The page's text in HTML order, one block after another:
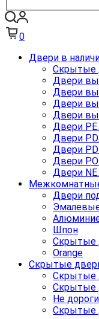
0
Двери в
Скрытые
Двери
Двери
Двери
Двери
Двери
Двери
Двери
Двери
Двери
Двери
Шпон
Скрытые
Orange
Скрытые
Скрытые
Скрытые
Не
Скрытые